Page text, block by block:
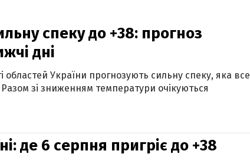
спеку до +38: прогноз
дні
областей України прогнозують сильну спеку, яка все
зі зниженням температури очікуються
де 6 серпня пригріє до +38